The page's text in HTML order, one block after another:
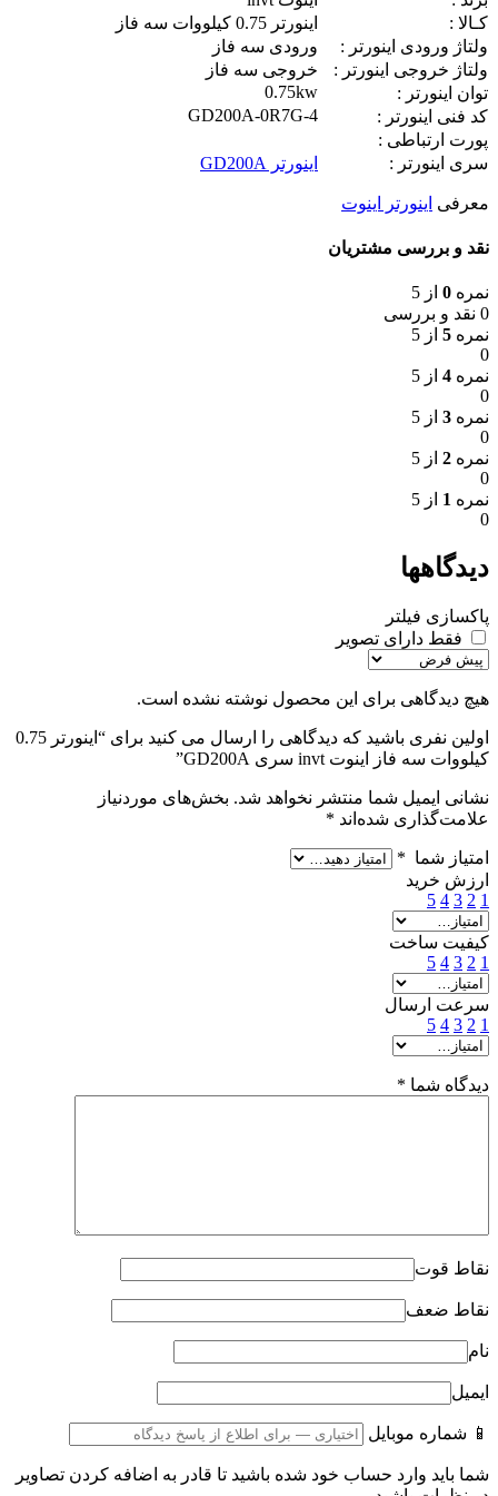
کـالا :
اينورتر 0.75 کیلووات سه فاز
ولتاژ ورودی اینورتر :
ورودی سه فاز
ولتاژ خروجی اینورتر :
خروجی سه فاز
توان اینورتر :
0.75kw
کد فنی اینورتر :
GD200A-0R7G-4
پورت ارتباطی :
سری اینورتر :
اينورتر GD200A
معرفی اینورتر اینوت
نقد و بررسی مشتریان
نمره 0 از 5
0 نقد و بررسی
نمره 5 از 5
0
نمره 4 از 5
0
نمره 3 از 5
0
نمره 2 از 5
0
نمره 1 از 5
0
دیدگاهها
پاکسازی فیلتر
فقط دارای تصویر
هیچ دیدگاهی برای این محصول نوشته نشده است.
اولین نفری باشید که دیدگاهی را ارسال می کنید برای “اينورتر 0.75
کیلووات سه فاز اینوت invt سری GD200A”
نشانی ایمیل شما منتشر نخواهد شد. بخش‌های موردنیاز
علامت‌گذاری شده‌اند *
امتیاز شما *
ارزش خرید
1
2
3
4
5
کیفیت ساخت
1
2
3
4
5
سرعت ارسال
1
2
3
4
5
دیدگاه شما *
نقاط قوت
نقاط ضعف
نام
ایمیل
📱 شماره موبایل
شما باید وارد حساب خود شده باشید تا قادر به اضافه کردن تصاویر